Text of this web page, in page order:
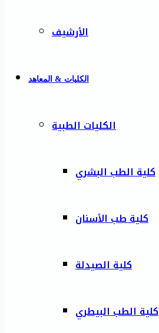
الأرشيف
الكليات & المعاهد
الكليات الطبية
كلية الطب البشري
كلية طب الأسنان
كلية الصيدلة
كلية الطب البيطري